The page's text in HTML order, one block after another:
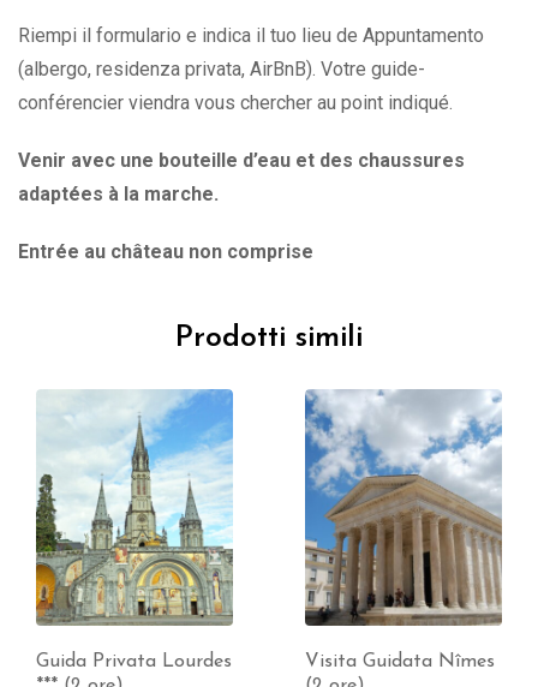
Riempi il formulario e indica il tuo lieu de Appuntamento
(albergo, residenza privata, AirBnB). Votre guide-
conférencier viendra vous chercher au point indiqué.
Venir avec une bouteille d’eau et des chaussures
adaptées à la marche.
Entrée au château non comprise
Prodotti simili
Guida Privata Lourdes
Visita Guidata Nîmes